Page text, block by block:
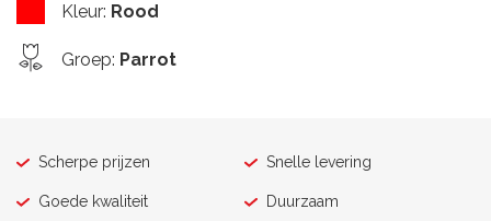
Kleur: Rood
Groep: Parrot
Scherpe prijzen Snelle levering
Goede kwaliteit Duurzaam